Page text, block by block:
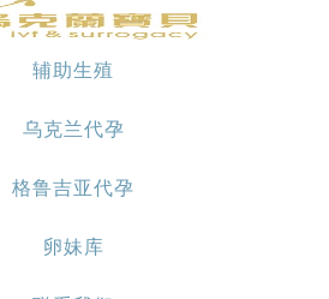
辅助生殖
乌克兰代孕
格鲁吉亚代孕
卵妹库